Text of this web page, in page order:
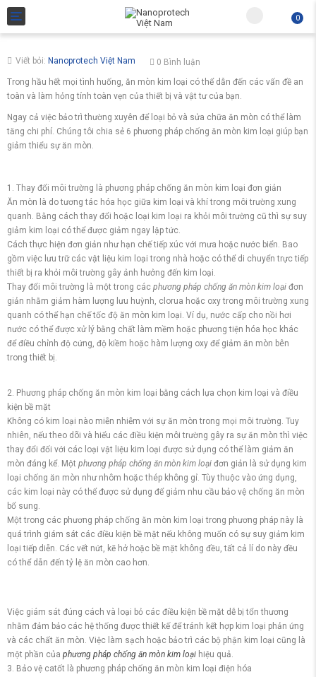
Toggle navigation 0
Viết bỏi: Nanoprotech Việt Nam
0 Bình luận
Trong hầu hết mọi tình huống, ăn mòn kim loại có thể dẫn đến các vấn đề an
toàn và làm hỏng tính toàn vẹn của thiết bị và vật tư của bạn.
Ngay cả việc bảo trì thường xuyên để loại bỏ và sửa chữa ăn mòn có thể làm
tăng chi phí. Chúng tôi chia sẻ 6 phương pháp chống ăn mòn kim loại giúp bạn
giảm thiểu sự ăn mòn.
1. Thay đổi môi trường là phương pháp chống ăn mòn kim loại đơn giản
Ăn mòn là do tương tác hóa học giữa kim loại và khí trong môi trường xung
quanh. Bằng cách thay đổi hoặc loại kim loại ra khỏi môi trường cũ thì sự suy
giảm kim loại có thể được giảm ngay lập tức.
Cách thực hiện đơn giản như hạn chế tiếp xúc với mưa hoặc nước biển. Bao
gồm việc lưu trữ các vật liệu kim loại trong nhà hoặc có thể di chuyển trực tiếp
thiết bị ra khỏi môi trường gây ảnh hưởng đến kim loại.
Thay đổi môi trường là một trong các phương pháp chống ăn mòn kim loại đơn
giản nhằm giảm hàm lượng lưu huỳnh, clorua hoặc oxy trong môi trường xung
quanh có thể hạn chế tốc độ ăn mòn kim loại. Ví dụ, nước cấp cho nồi hơi
nước có thể được xử lý bằng chất làm mềm hoặc phương tiện hóa học khác
để điều chỉnh độ cứng, độ kiềm hoặc hàm lượng oxy để giảm ăn mòn bên
trong thiết bị.
2. Phương pháp chống ăn mòn kim loại bằng cách lựa chọn kim loại và điều
kiện bề mặt
Không có kim loại nào miễn nhiễm với sự ăn mòn trong mọi môi trường. Tuy
nhiên, nếu theo dõi và hiểu các điều kiện môi trường gây ra sự ăn mòn thì việc
thay đổi đối với các loại vật liệu kim loại được sử dụng có thể làm giảm ăn
mòn đáng kể. Một phương pháp chống ăn mòn kim loại đơn giản là sử dụng kim
loại chống ăn mòn như nhôm hoặc thép không gỉ. Tùy thuộc vào ứng dụng,
các kim loại này có thể được sử dụng để giảm nhu cầu bảo vệ chống ăn mòn
bổ sung.
Một trong các phương pháp chống ăn mòn kim loại trong phương pháp này là
quá trình giám sát các điều kiện bề mặt nếu không muốn có sự suy giảm kim
loại tiếp diễn. Các vết nứt, kẽ hở hoặc bề mặt không đều, tất cả lí do này đều
có thể dẫn đến tỷ lệ ăn mòn cao hơn.
Việc giám sát đúng cách và loại bỏ các điều kiện bề mặt dễ bị tổn thương
nhằm đảm bảo các hệ thống được thiết kế để tránh kết hợp kim loại phản ứng
và các chất ăn mòn. Việc làm sạch hoặc bảo trì các bộ phận kim loại cũng là
một phần của phương pháp chống ăn mòn kim loại hiệu quả.
3. Bảo vệ catốt là phương pháp chống ăn mòn kim loại điện hóa
Subtotal: